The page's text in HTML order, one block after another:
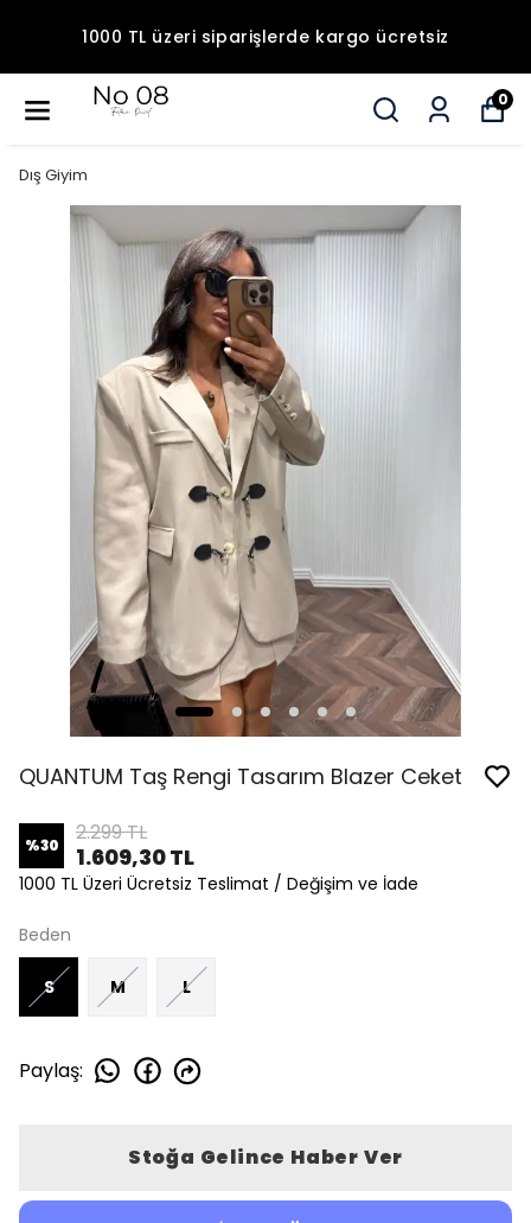
1000 TL üzeri siparişlerde kargo ücretsiz
0
Dış Giyim
QUANTUM Taş Rengi Tasarım Blazer Ceket
%30 2.299 TL
1.609,30 TL
1000 TL Üzeri Ücretsiz Teslimat / Değişim ve İade
Beden
S M L
Paylaş:
Stoğa Gelince Haber Ver